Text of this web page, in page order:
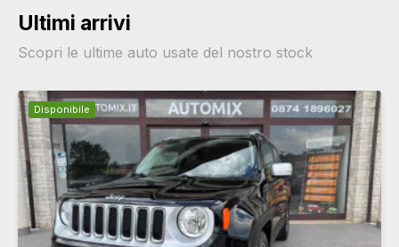
Ultimi arrivi
Scopri le ultime auto usate del nostro stock
Disponibile